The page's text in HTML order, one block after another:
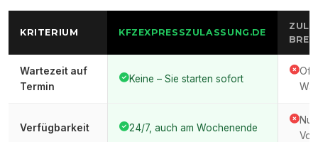
KRITERIUM KFZEXPRESSZULASSUNG.DE
Wartezeit auf
Termin
Keine – Sie starten sofort
Oft
Verfügbarkeit 24/7, auch am Wochenende